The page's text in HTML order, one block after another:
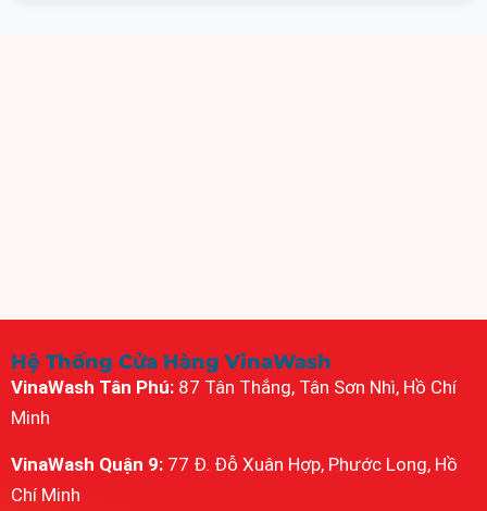
Hệ Thống Cửa Hàng VinaWash
VinaWash Tân Phú: 87 Tân Thắng, Tân Sơn Nhì, Hồ Chí
Minh
VinaWash Quận 9: 77 Đ. Đỗ Xuân Hợp, Phước Long, Hồ
Chí Minh